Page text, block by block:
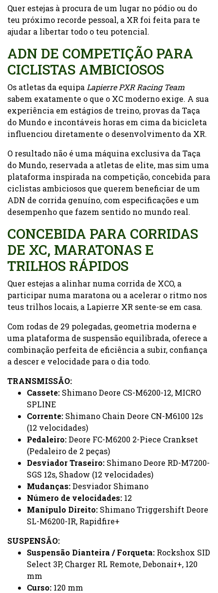
Quer estejas à procura de um lugar no pódio ou do
teu próximo recorde pessoal, a XR foi feita para te
ajudar a libertar todo o teu potencial.
ADN DE COMPETIÇÃO PARA
CICLISTAS AMBICIOSOS
Os atletas da equipa Lapierre PXR Racing Team
sabem exatamente o que o XC moderno exige. A sua
experiência em estágios de treino, provas da Taça
do Mundo e incontáveis horas em cima da bicicleta
influenciou diretamente o desenvolvimento da XR.
O resultado não é uma máquina exclusiva da Taça
do Mundo, reservada a atletas de elite, mas sim uma
plataforma inspirada na competição, concebida para
ciclistas ambiciosos que querem beneficiar de um
ADN de corrida genuíno, com especificações e um
desempenho que fazem sentido no mundo real.
CONCEBIDA PARA CORRIDAS
DE XC, MARATONAS E
TRILHOS RÁPIDOS
Quer estejas a alinhar numa corrida de XCO, a
participar numa maratona ou a acelerar o ritmo nos
teus trilhos locais, a Lapierre XR sente-se em casa.
Com rodas de 29 polegadas, geometria moderna e
uma plataforma de suspensão equilibrada, oferece a
combinação perfeita de eficiência a subir, confiança
a descer e velocidade para o dia todo.
TRANSMISSÃO:
Cassete: Shimano Deore CS-M6200-12, MICRO
SPLINE
Corrente: Shimano Chain Deore CN-M6100 12s
(12 velocidades)
Pedaleiro:Deore FC-M6200 2-Piece Crankset
(Pedaleiro de 2 peças)
Desviador Traseiro: Shimano Deore RD-M7200-
SGS 12s, Shadow (12 velocidades)
Mudanças:Desviador Shimano
Número de velocidades: 12
Manípulo Direito: Shimano Triggershift Deore
SL-M6200-IR, Rapidfire+
SUSPENSÃO:
Suspensão Dianteira / Forqueta: Rockshox SID
Select 3P, Charger RL Remote, Debonair+, 120
mm
Curso: 120 mm